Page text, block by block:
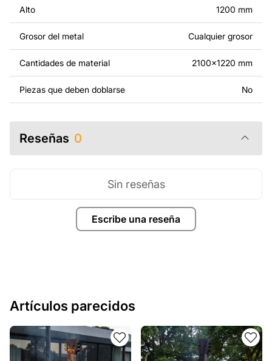
haciendo otros cambios para que se adapte a tus
un producto de metal, ponte en contacto con nosotros.
Si tienes alguna pregunta o necesitas ayuda, ponte en
siempre listos para ayudarte.
Alto 1200 mm
Grosor del metal Cualquier grosor
Cantidades de material 2100x1220 mm
Piezas que deben doblarse No
Reseñas 0
Escribe una reseña
Sin reseñas
Artículos parecidos